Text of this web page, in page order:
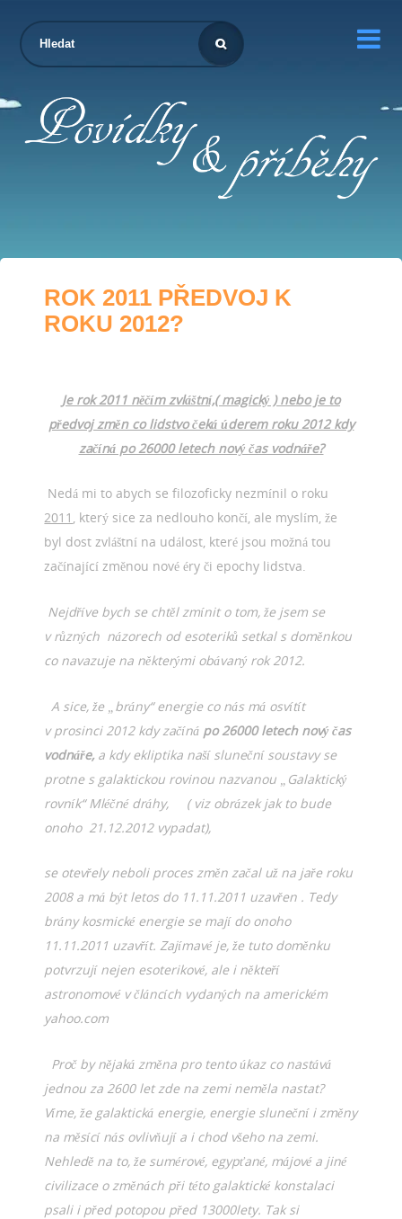

ROK 2011 PŘEDVOJ K
ROKU 2012?
Je rok 2011 něčím zvláštní,( magický ) nebo je to
předvoj změn co lidstvo čeká úderem roku 2012 kdy
začíná po 26000 letech nový čas vodnáře?
Nedá mi to abych se filozoficky nezmínil o roku
2011 , který sice za nedlouho končí, ale myslím, že
byl dost zvláštní na událost, které jsou možná tou
začínající změnou nové éry či epochy lidstva.
Nejdříve bych se chtěl zmínit o tom, že jsem se
v různých názorech od esoteriků setkal s doměnkou
co navazuje na některými obávaný rok 2012.
A sice, že „brány“ energie co nás má osvítít
v prosinci 2012 kdy začíná po 26000 letech nový čas
vodnáře,a kdy ekliptika naší sluneční soustavy se
protne s galaktickou rovinou nazvanou „Galaktický
rovník“ Mléčné dráhy, ( viz obrázek jak to bude
onoho 21.12.2012 vypadat),
se otevřely neboli proces změn začal už na jaře roku
2008 a má být letos do 11.11.2011 uzavřen . Tedy
brány kosmické energie se mají do onoho
11.11.2011 uzavřít. Zajímavé je, že tuto doměnku
potvrzují nejen esoterikové, ale i někteří
astronomové v článcích vydaných na americkém
yahoo.com
Proč by nějaká změna pro tento úkaz co nastává
jednou za 2600 let zde na zemi neměla nastat?
Víme, že galaktická energie, energie sluneční i změny
na měsící nás ovlivňují a i chod všeho na zemi.
Nehledě na to, že sumérové, egypťané, májové a jiné
civilizace o změnách při této galaktické konstalaci
psali i před potopou před 13000lety. Tak si